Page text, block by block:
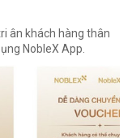
ân khách hàng thân
NobleX App.